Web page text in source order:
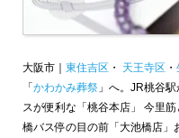
大阪市｜ 東住吉区 ・ 天王寺区 ・
「 かわかみ葬祭 」へ。JR桃谷
スが便利な「桃谷本店」 今里
橋バス停の目の前「大池橋店」